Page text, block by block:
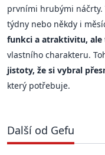
prvními hrubými
týdny nebo někdy i
funkci a atraktivitu, ale
vlastního charakteru.
jistoty, že si vybral
který potřebuje.
Další od Gefu